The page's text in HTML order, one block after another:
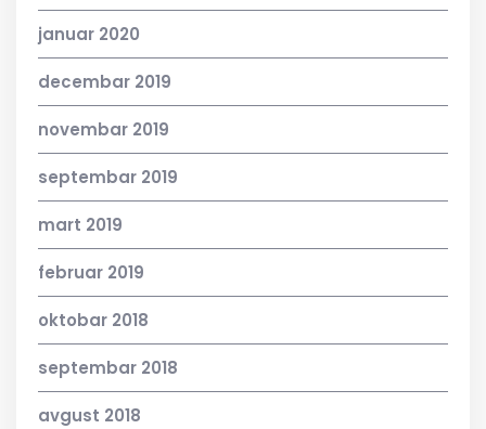
januar 2020
decembar 2019
novembar 2019
septembar 2019
mart 2019
februar 2019
oktobar 2018
septembar 2018
avgust 2018